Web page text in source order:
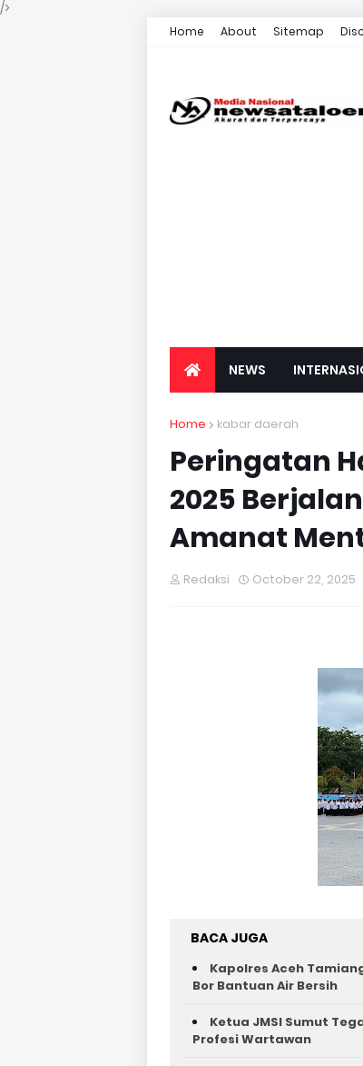
/>
Home About Sitemap
NEWS
Home kabar daerah
Peringatan
2025
Amanat
Redaksi October 22, 2025
BACA JUGA
Kapolres Aceh
Bor Bantuan Air Bersih
Ketua JMSI Sumut
Profesi Wartawan